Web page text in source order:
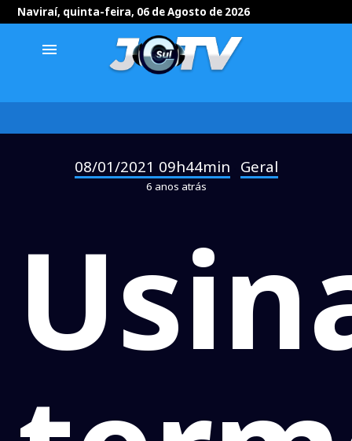
Naviraí, quinta-feira, 06 de Agosto de 2026
menu
08/01/2021 09h44min Geral
6 anos atrás